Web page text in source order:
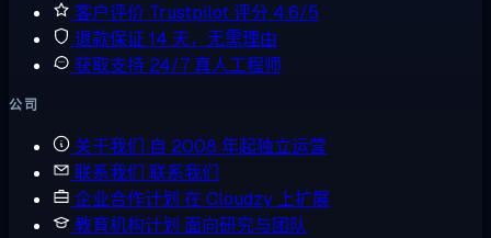
客户评价 Trustpilot 评分 4.6/5
退款保证 14 天，无需理由
获取支持 24/7 真人工程师
公司
关于我们 自 2008 年起独立运营
联系我们 联系我们
企业合作计划 在 Cloudzy 上扩展
教育机构计划 面向研究与团队